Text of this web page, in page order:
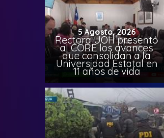
5 Agosto, 2026
Rectora UOH presentó
al CORE los avances
que consolidan a la
Universidad Estatal en
11 años de vida